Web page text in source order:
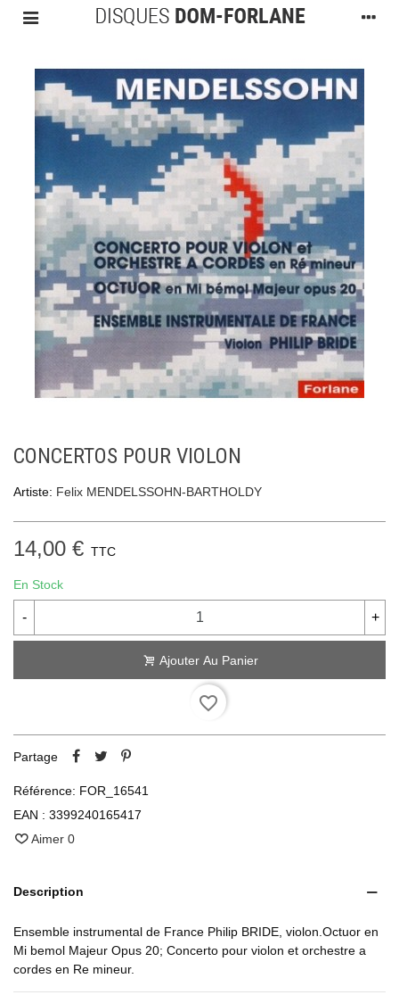
CONCERTOS POUR VIOLON
Artiste: Felix MENDELSSOHN-BARTHOLDY
14,00 € TTC
En Stock
- +
Ajouter Au Panier
favorite_border
Partage
Référence: FOR_16541
EAN : 3399240165417
Aimer 0
Description
Ensemble instrumental de France Philip BRIDE, violon.Octuor en
Mi bemol Majeur Opus 20; Concerto pour violon et orchestre a
cordes en Re mineur.